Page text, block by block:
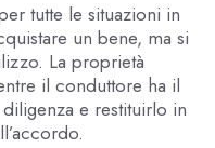
tutte le situazioni in
un bene, ma si
La proprietà
il conduttore ha il
e restituirlo in